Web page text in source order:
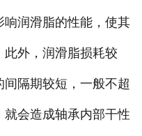
润滑脂的性能，使其
外，润滑脂损耗较
隔期较短，一般不超
会造成轴承内部干性